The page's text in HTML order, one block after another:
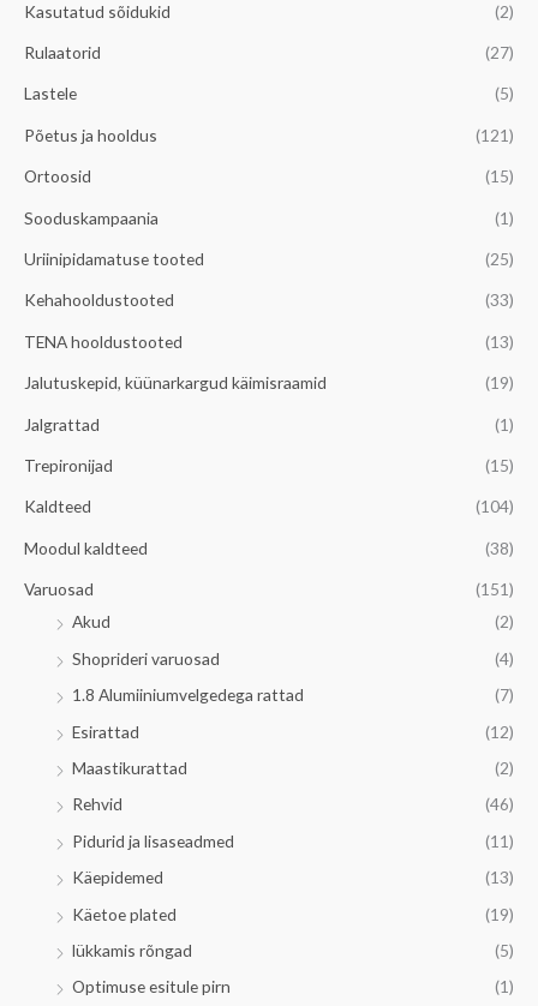
Kasutatud sõidukid (2)
Rulaatorid (27)
Lastele (5)
Põetus ja hooldus (121)
Ortoosid (15)
Sooduskampaania (1)
Uriinipidamatuse tooted (25)
Kehahooldustooted (33)
TENA hooldustooted (13)
Jalutuskepid, küünarkargud käimisraamid (19)
Jalgrattad (1)
Trepironijad (15)
Kaldteed (104)
Moodul kaldteed (38)
Varuosad
(151)
Akud
(2)
Shoprideri varuosad
(4)
1.8 Alumiiniumvelgedega rattad
(7)
Esirattad
(12)
Maastikurattad
(2)
Rehvid
(46)
Pidurid ja lisaseadmed
(11)
Käepidemed
(13)
Käetoe plated
(19)
lükkamis rõngad
(5)
Optimuse esitule pirn
(1)